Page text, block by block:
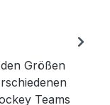
Größen
Teams